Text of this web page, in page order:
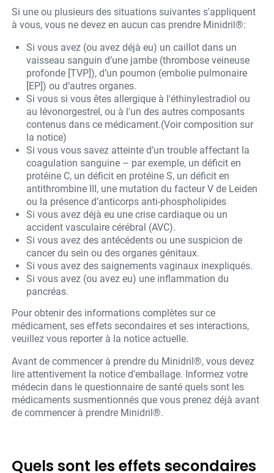
Si une ou plusieurs des situations suivantes s'appliquent
à vous, vous ne devez en aucun cas prendre Minidril®:
Si vous avez (ou avez déjà eu) un caillot dans un
vaisseau sanguin d’une jambe (thrombose veineuse
profonde [TVP]), d’un poumon (embolie pulmonaire
[EP]) ou d’autres organes.
Si vous si vous êtes allergique à l'éthinylestradiol ou
au lévonorgestrel, ou à l'un des autres composants
contenus dans ce médicament.(Voir composition sur
la notice)
Si vous vous savez atteinte d’un trouble affectant la
coagulation sanguine – par exemple, un déficit en
protéine C, un déficit en protéine S, un déficit en
antithrombine III, une mutation du facteur V de Leiden
ou la présence d’anticorps anti-phospholipides
Si vous avez déjà eu une crise cardiaque ou un
accident vasculaire cérébral (AVC).
Si vous avez des antécédents ou une suspicion de
cancer du sein ou des organes génitaux.
Si vous avez des saignements vaginaux inexpliqués.
Si vous avez (ou avez eu) une inflammation du
pancréas.
Pour obtenir des informations complètes sur ce
médicament, ses effets secondaires et ses interactions,
veuillez vous reporter à la notice actuelle.
Avant de commencer à prendre du Minidril®, vous devez
lire attentivement la notice d'emballage. Informez votre
médecin dans le questionnaire de santé quels sont les
médicaments susmentionnés que vous prenez déjà avant
de commencer à prendre Minidril®.
Quels sont les effets secondaires